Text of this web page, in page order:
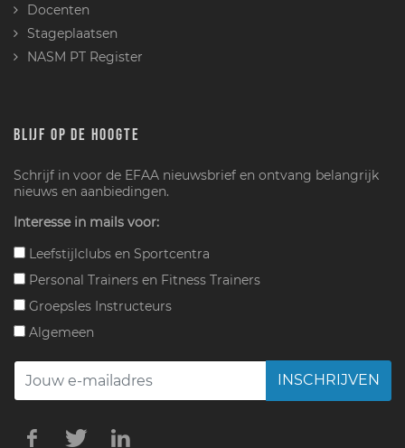
Docenten
Stageplaatsen
NASM PT Register
BLIJF OP DE HOOGTE
Schrijf in voor de EFAA nieuwsbrief en ontvang belangrijk
nieuws en aanbiedingen.
Interesse in mails voor:
Leefstijlclubs en Sportcentra
Personal Trainers en Fitness Trainers
Groepsles Instructeurs
Algemeen
INSCHRIJVEN